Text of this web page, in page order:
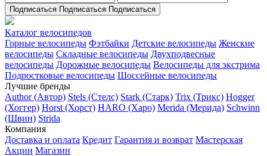
Подписаться Подписаться Подписаться
Каталог велосипедов
Горные велосипеды Фэтбайки Детские велосипеды Женские
велосипеды Складные велосипеды Двухподвесные
велосипеды Дорожные велосипеды Велосипеды для экстрима
Подростковые велосипеды Шоссейные велосипеды
Лучшие бренды
Author (Автор) Stels (Стелс) Stark (Старк) Trix (Трикс) Hogger
(Хоггер) Horst (Хорст) HARO (Харо) Merida (Мерида) Schwinn
(Швин) Strida
Компания
Доставка и оплата Кредит Гарантия и возврат Мастерская
Акции Магазин